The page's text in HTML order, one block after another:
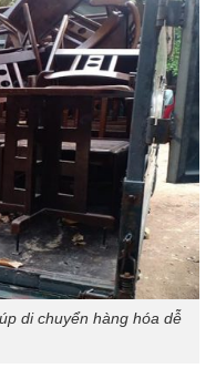
di chuyển hàng hóa dễ